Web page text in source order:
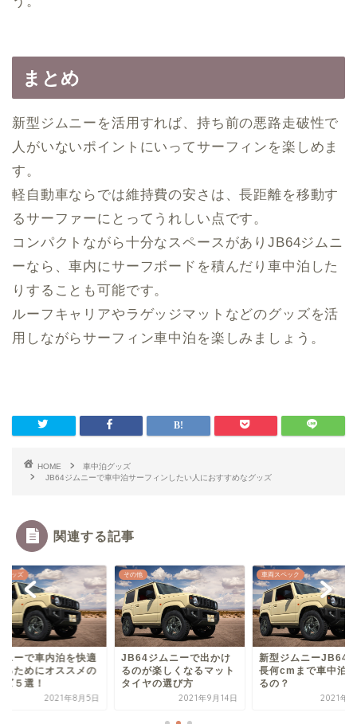
まとめ
新型ジムニーを活用すれば、持ち前の悪路走破性で
人がいないポイントにいってサーフィンを楽しめま
す。
軽自動車ならでは維持費の安さは、長距離を移動す
るサーファーにとってうれしい点です。
コンパクトながら十分なスペースがありJB64ジムニ
ーなら、車内にサーフボードを積んだり車中泊した
りすることも可能です。
ルーフキャリアやラゲッジマットなどのグッズを活
用しながらサーフィン車中泊を楽しみましょう。
HOME
車中泊グッズ
JB64ジムニーで車中泊サーフィンしたい人におすすめなグッズ
関連する記事
グッズ
ニーで車内泊を快適
るためにオススメの
ズ５選！
2021年8月5日
その他
JB64ジムニーで出かけ
るのが楽しくなるマット
タイヤの選び方
2021年9月14日
車両スペック
新型ジムニーJB64
長何cmまで車中泊
るの？
2021年8